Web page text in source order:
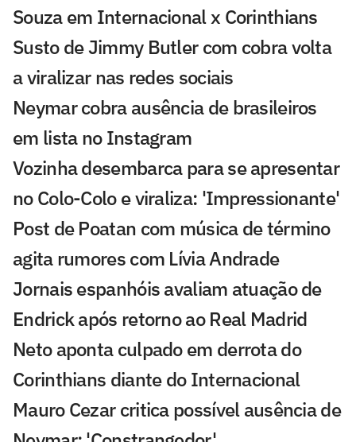
Souza em Internacional x Corinthians
Susto de Jimmy Butler com cobra volta
a viralizar nas redes sociais
Neymar cobra ausência de brasileiros
em lista no Instagram
Vozinha desembarca para se apresentar
no Colo-Colo e viraliza: 'Impressionante'
Post de Poatan com música de término
agita rumores com Lívia Andrade
Jornais espanhóis avaliam atuação de
Endrick após retorno ao Real Madrid
Neto aponta culpado em derrota do
Corinthians diante do Internacional
Mauro Cezar critica possível ausência de